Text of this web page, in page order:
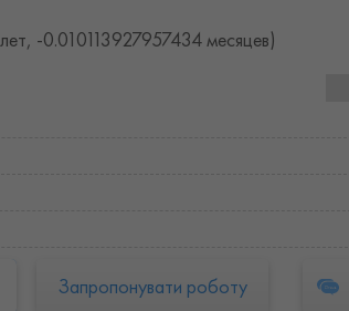
-0.010113927957434 месяцев)
Запропонувати роботу